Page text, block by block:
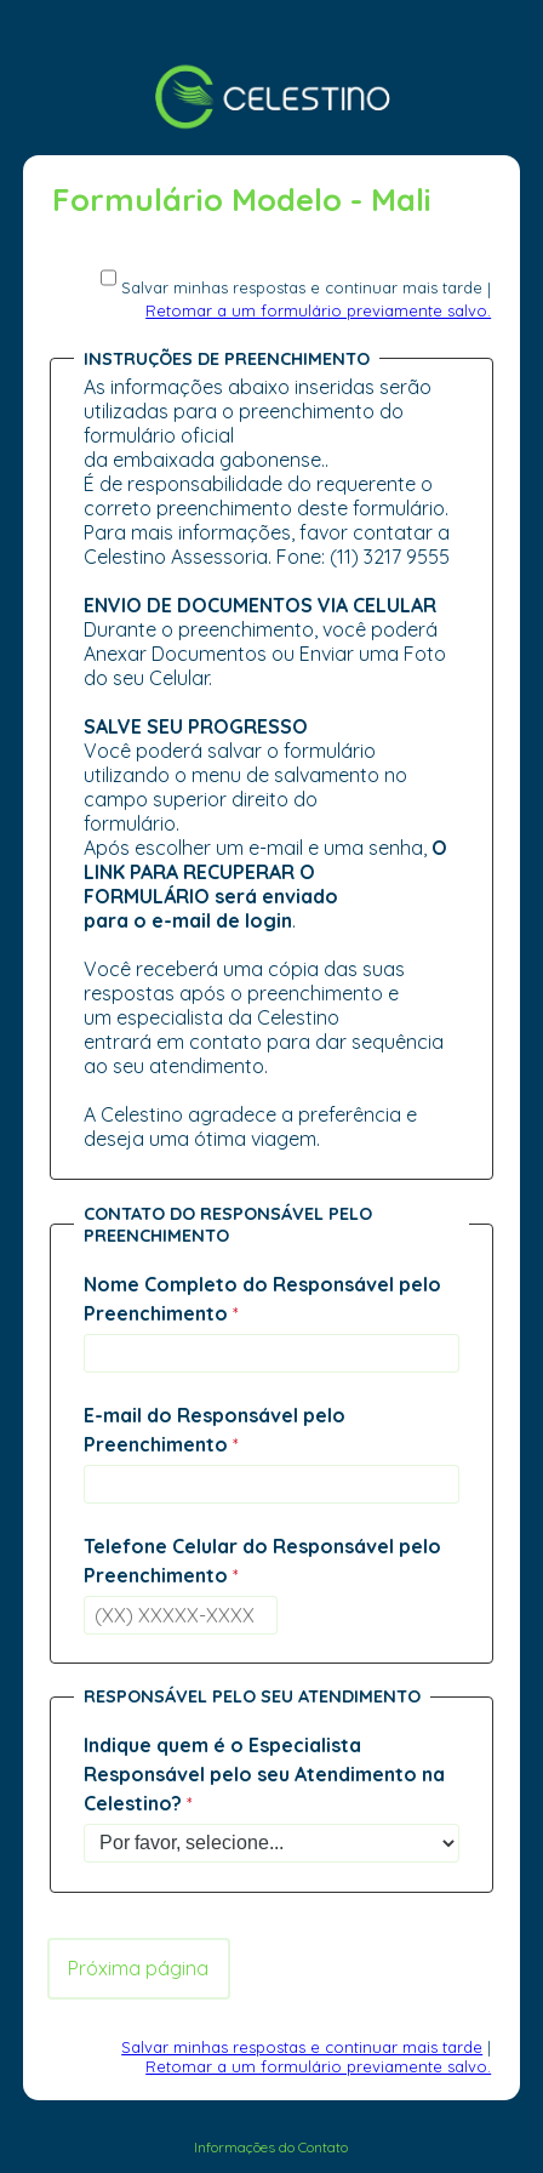
Formulário Modelo - Mali
Salvar minhas respostas e continuar mais tarde |
Retomar a um formulário previamente salvo.
INSTRUÇÕES DE PREENCHIMENTO
As informações abaixo inseridas serão
utilizadas para o preenchimento do
formulário oficial
da embaixada gabonense..
É de responsabilidade do requerente o
correto preenchimento deste formulário.
Para mais informações, favor contatar a
Celestino Assessoria. Fone: (11) 3217 9555
ENVIO DE DOCUMENTOS VIA CELULAR
Durante o preenchimento, você poderá
Anexar Documentos ou Enviar uma Foto
do seu Celular.
SALVE SEU PROGRESSO
Você poderá salvar o formulário
utilizando o menu de salvamento no
campo superior direito do
formulário.
Após escolher um e-mail e uma senha, O
LINK PARA RECUPERAR O
FORMULÁRIO será enviado
para o e-mail de login.
Você receberá uma cópia das suas
respostas após o preenchimento e
um especialista da Celestino
entrará em contato para dar sequência
ao seu atendimento.
A Celestino agradece a preferência e
deseja uma ótima viagem.
CONTATO DO RESPONSÁVEL PELO
PREENCHIMENTO
Nome Completo do Responsável pelo
Preenchimento
E-mail do Responsável pelo
Preenchimento
Telefone Celular do Responsável pelo
Preenchimento
RESPONSÁVEL PELO SEU ATENDIMENTO
Indique quem é o Especialista
Responsável pelo seu Atendimento na
Celestino?
Salvar minhas respostas e continuar mais tarde |
Retomar a um formulário previamente salvo.
Informações do Contato